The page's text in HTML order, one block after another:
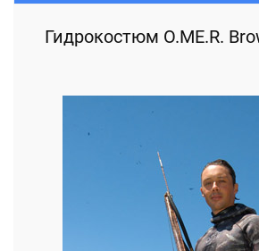
Гидрокостюм O.ME.R.